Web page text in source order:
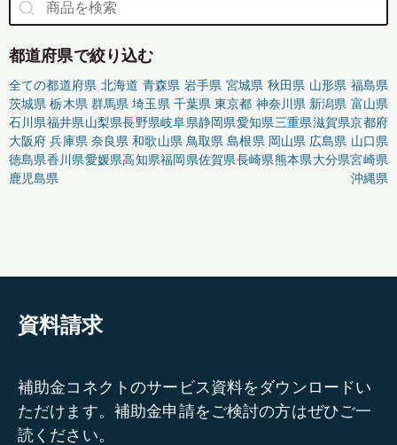
都道府県で絞り込む
全ての都道府県 北海道 青森県 岩手県 宮城県 秋田県 山形県 福島県
茨城県 栃木県 群馬県 埼玉県 千葉県 東京都 神奈川県 新潟県 富山県
石川県福井県山梨県長野県岐阜県静岡県愛知県三重県滋賀県京都府
大阪府 兵庫県 奈良県 和歌山県 鳥取県 島根県 岡山県 広島県 山口県
徳島県香川県愛媛県高知県福岡県佐賀県長崎県熊本県大分県宮崎県
鹿児島県
沖縄県
資料請求
補助金コネクトのサービス資料をダウンロードい
ただけます。補助金申請をご検討の方はぜひご一
読ください。